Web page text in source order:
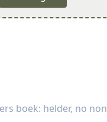
boek: helder, no